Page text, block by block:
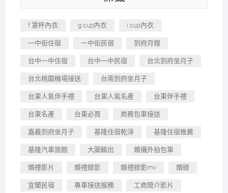
f 罩杯內衣 g cup內衣 i cup內衣
一中街住宿 一中街民宿 到府月嫂
台中一中住宿 台中一中民宿 台北到府坐月子
台北桃園機場接送 台南到府坐月子
台東人氣伴手禮 台東人氣名產 台東伴手禮
台東名產 台東必買 商務包車接送
嘉義到府坐月子 基隆住宿乾淨 基隆住宿推薦
基隆汽車旅館 大圖輸出 婚攝外拍包車
婚禮影片 婚禮錄影 婚禮錄影mv 婚錄
宜蘭民宿 專車接送服務 工商簡介影片